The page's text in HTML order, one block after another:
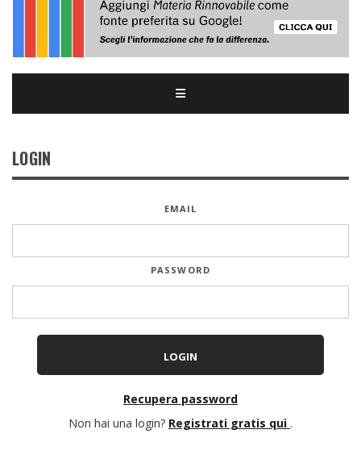
LOGIN
EMAIL
PASSWORD
Recupera password
Non hai una login? Registrati gratis qui .